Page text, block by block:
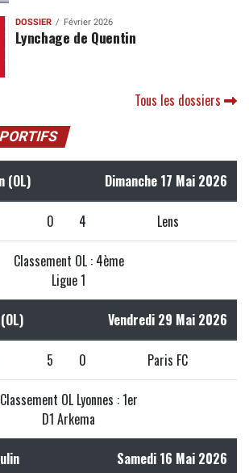
DOSSIER Février 2026
Lynchage de Quentin
Tous les dossiers
(OL) Dimanche 17 Mai 2026
0 4 Lens
Classement OL : 4ème
Ligue 1
Vendredi 29 Mai 2026
5 0 Paris FC
Classement OL Lyonnes : 1er
D1 Arkema
Samedi 16 Mai 2026